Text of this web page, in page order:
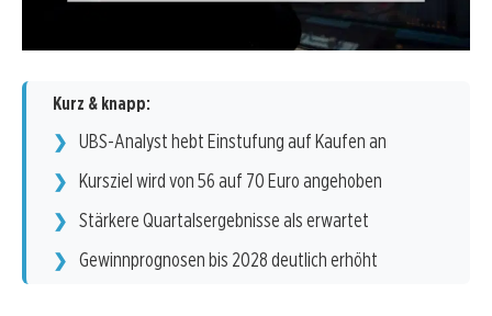
Kurz & knapp:
UBS-Analyst hebt Einstufung auf Kaufen an
Kursziel wird von 56 auf 70 Euro angehoben
Stärkere Quartalsergebnisse als erwartet
Gewinnprognosen bis 2028 deutlich erhöht